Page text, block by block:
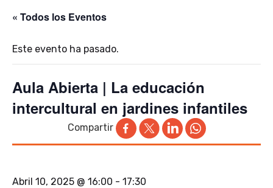
« Todos los Eventos
Este evento ha pasado.
Aula Abierta | La educación
intercultural en jardines infantiles
Compartir
Abril 10, 2025 @ 16:00 - 17:30